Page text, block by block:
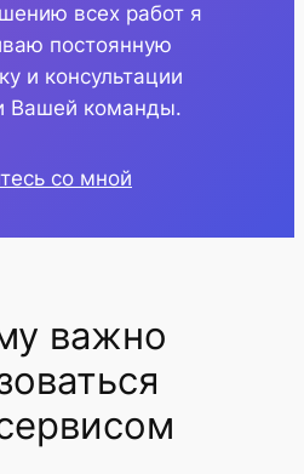
всех работ я
постоянную
и консультации
Вашей команды.
со мной
важно